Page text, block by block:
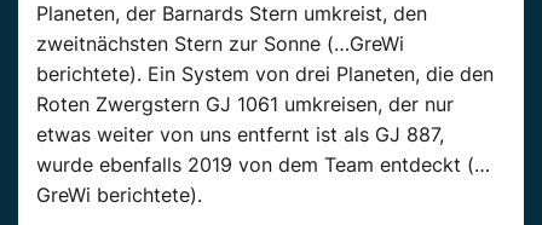
Planeten, der Barnards Stern umkreist, den
zweitnächsten Stern zur Sonne (…GreWi
berichtete). Ein System von drei Planeten, die den
Roten Zwergstern GJ 1061 umkreisen, der nur
etwas weiter von uns entfernt ist als GJ 887,
wurde ebenfalls 2019 von dem Team entdeckt (…
GreWi berichtete).